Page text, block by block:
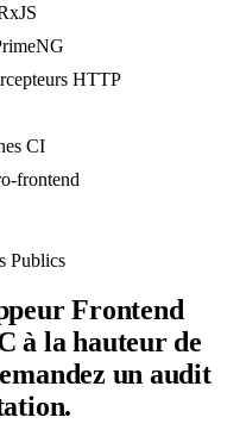
HTTP
CI
frontend
Publics
Frontend
à la hauteur de
un audit